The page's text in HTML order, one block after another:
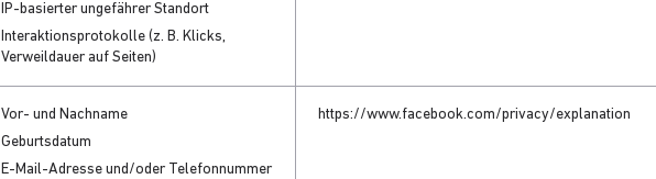
IP-basierter ungefährer Standort
Interaktionsprotokolle (z. B. Klicks,
Verweildauer auf Seiten)
Vor- und Nachname
Geburtsdatum
E-Mail-Adresse und/oder Telefonnummer
https://www.facebook.com/privacy/explanation